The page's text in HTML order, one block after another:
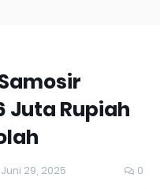
Juta Rupiah
29, 2025 0